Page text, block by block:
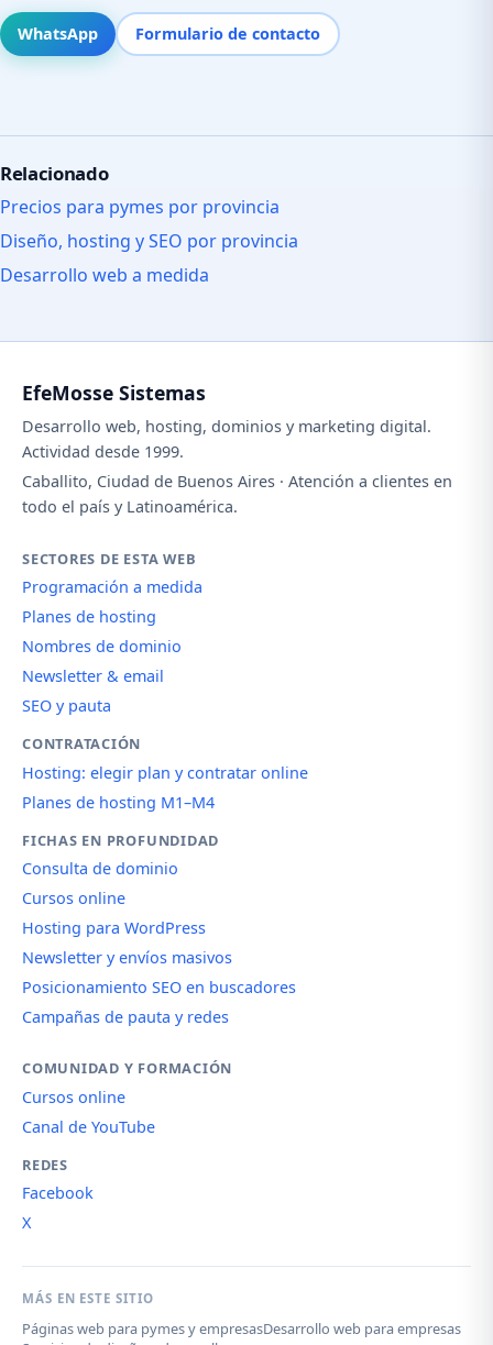
WhatsApp Formulario de contacto
Relacionado
Precios para pymes por provincia
Diseño, hosting y SEO por provincia
Desarrollo web a medida
EfeMosse Sistemas
Desarrollo web, hosting, dominios y marketing digital.
Actividad desde 1999.
Caballito, Ciudad de Buenos Aires · Atención a clientes en
todo el país y Latinoamérica.
SECTORES DE ESTA WEB
Programación a medida
Planes de hosting
Nombres de dominio
Newsletter & email
SEO y pauta
CONTRATACIÓN
Hosting: elegir plan y contratar online
Planes de hosting M1–M4
FICHAS EN PROFUNDIDAD
Consulta de dominio
Cursos online
Hosting para WordPress
Newsletter y envíos masivos
Posicionamiento SEO en buscadores
Campañas de pauta y redes
COMUNIDAD Y FORMACIÓN
Cursos online
Canal de YouTube
REDES
Facebook
X
MÁS EN ESTE SITIO
Páginas web para pymes y empresasDesarrollo web para empresas